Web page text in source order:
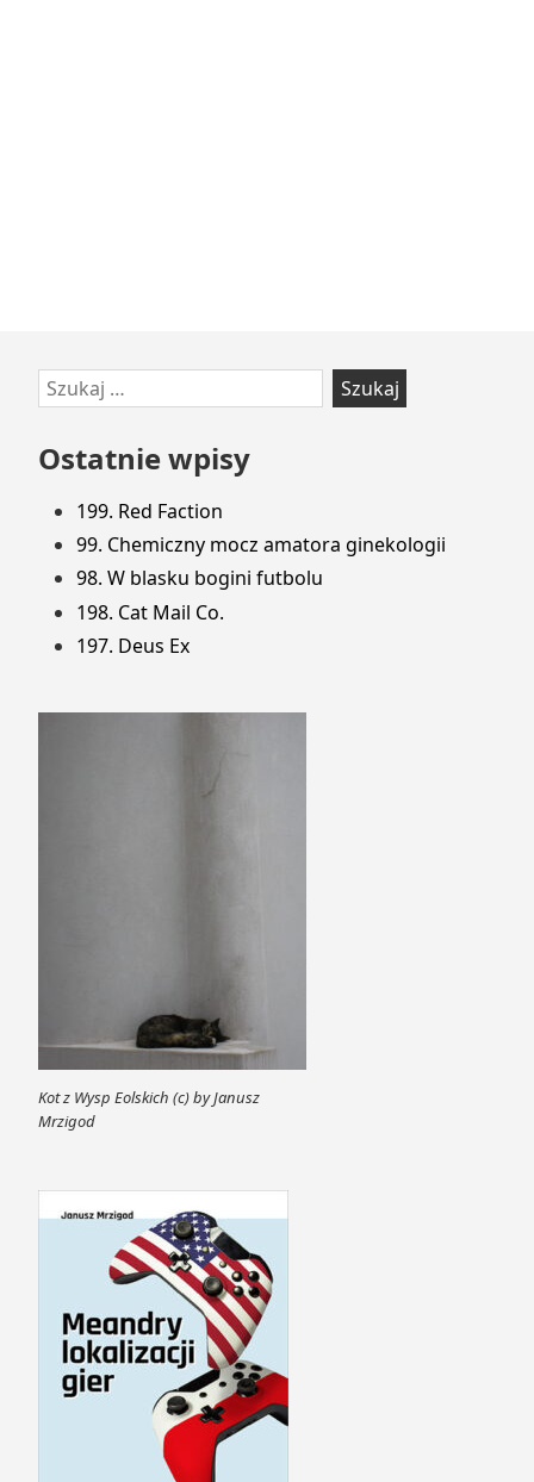
Przejdź
do
Szukaj:
Ostatnie wpisy
199. Red Faction
99. Chemiczny mocz amatora ginekologii
98. W blasku bogini futbolu
198. Cat Mail Co.
197. Deus Ex
Kot z Wysp Eolskich (c) by Janusz
Mrzigod